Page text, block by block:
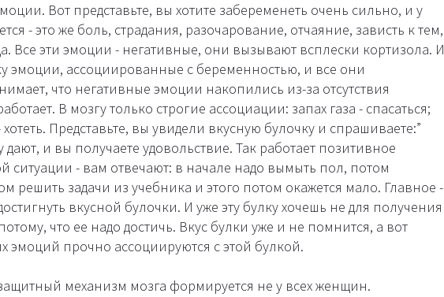
Вот представьте, вы хотите забеременеть очень сильно, и у
- это же боль, страдания, разочарование, отчаяние, зависть к тем,
Все эти эмоции - негативные, они вызывают всплески кортизола. И
эмоции, ассоциированные с беременностью, и все они
что негативные эмоции накопились из-за отсутствия
В мозгу только строгие ассоциации: запах газа - спасаться;
Представьте, вы увидели вкусную булочку и спрашиваете:”
дают, и вы получаете удовольствие. Так работает позитивное
ситуации - вам отвечают: в начале надо вымыть пол, потом
решить задачи из учебника и этого потом окажется мало. Главное -
вкусной булочки. И уже эту булку хочешь не для получения
что ее надо достичь. Вкус булки уже и не помнится, а вот
эмоций прочно ассоциируются с этой булкой.
механизм мозга формируется не у всех женщин.